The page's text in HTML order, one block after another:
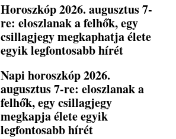
Horoszkóp 2026. augusztus 7-
re: eloszlanak a felhők, egy
csillagjegy megkaphatja élete
egyik legfontosabb hírét
Napi horoszkóp 2026.
augusztus 7-re: eloszlanak a
felhők, egy csillagjegy
megkapja élete egyik
legfontosabb hírét